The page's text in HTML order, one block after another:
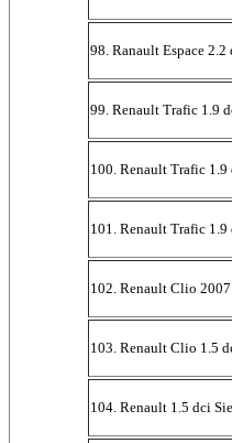
98. Ranault Espace
99. Renault Trafic 1.9
100. Renault Trafic
101. Renault Trafic
102. Renault Clio
103. Renault Clio 1.5
104. Renault 1.5 dci